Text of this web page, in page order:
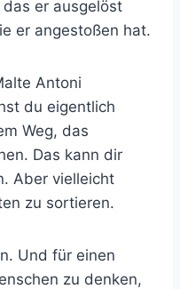
er ausgelöst
er angestoßen hat.
Antoni
du eigentlich
Weg, das
Das kann dir
Aber vielleicht
zu sortieren.
Und für einen
zu denken,